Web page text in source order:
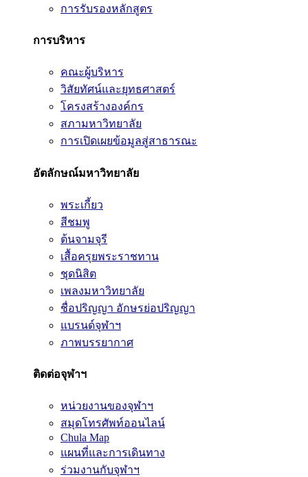
การรับรองหลักสูตร
การบริหาร
คณะผู้บริหาร
วิสัยทัศน์และยุทธศาสตร์
โครงสร้างองค์กร
สภามหาวิทยาลัย
การเปิดเผยข้อมูลสู่สาธารณะ
อัตลักษณ์มหาวิทยาลัย
พระเกี้ยว
สีชมพู
ต้นจามจุรี
เสื้อครุยพระราชทาน
ชุดนิสิต
เพลงมหาวิทยาลัย
ชื่อปริญญา อักษรย่อปริญญา
แบรนด์จุฬาฯ
ภาพบรรยากาศ
ติดต่อจุฬาฯ
หน่วยงานของจุฬาฯ
สมุดโทรศัพท์ออนไลน์
Chula Map
แผนที่และการเดินทาง
ร่วมงานกับจุฬาฯ